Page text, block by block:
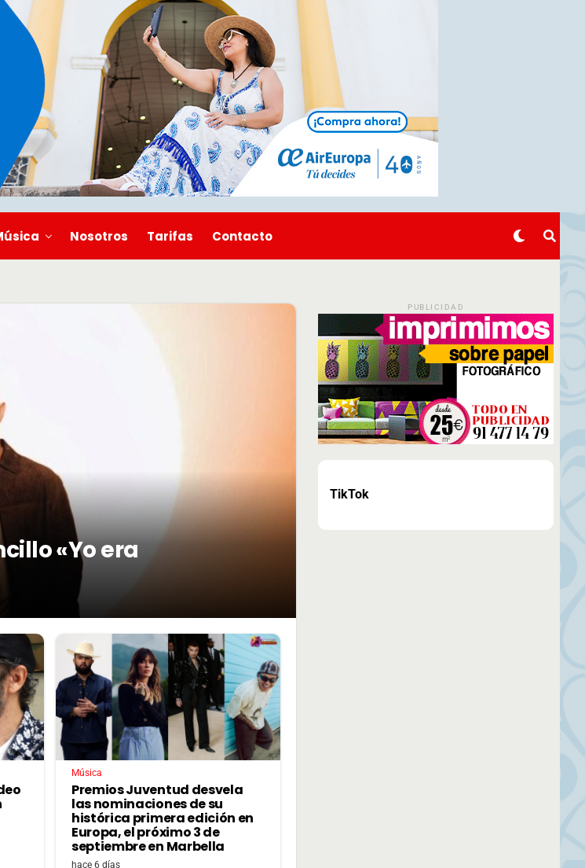
Nosotros Tarifas Contacto
«Yo era
Música
Premios Juventud desvela
las nominaciones de su
histórica primera edición en
Europa, el próximo 3 de
septiembre en Marbella
hace 6 días
PUBLICIDAD
TikTok